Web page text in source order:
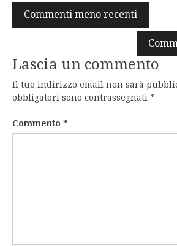
Navigazione
commenti
Commenti meno recenti
Lascia un commento
Il tuo indirizzo email non sarà
obbligatori sono contrassegnati *
Commento *